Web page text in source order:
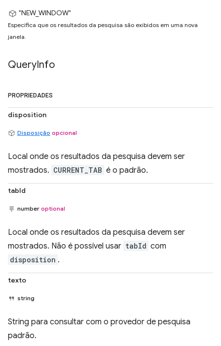
"NEW_WINDOW"
Especifica que os resultados da pesquisa são exibidos em uma nova
janela.
QueryInfo
PROPRIEDADES
disposition
Disposição opcional
Local onde os resultados da pesquisa devem ser
mostrados. CURRENT_TAB é o padrão.
tabId
number optional
Local onde os resultados da pesquisa devem ser
mostrados. Não é possível usar tabId com
disposition .
texto
string
String para consultar com o provedor de pesquisa
padrão.